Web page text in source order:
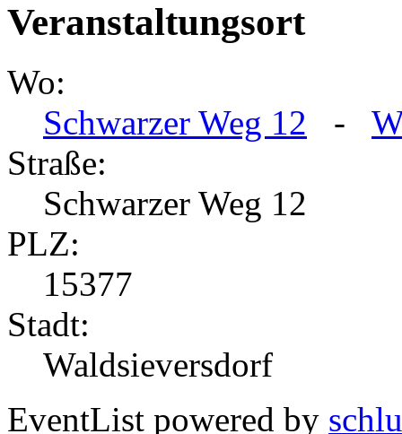
Veranstaltungsort
Wo:
Schwarzer Weg 12 -
Straße:
Schwarzer Weg 12
PLZ:
15377
Stadt:
Waldsieversdorf
EventList powered by